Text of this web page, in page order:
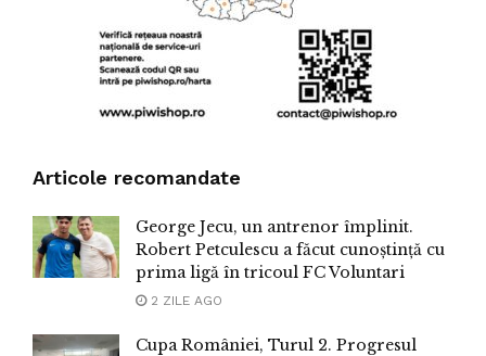
Articole recomandate
George Jecu, un antrenor împlinit.
Robert Petculescu a făcut cunoștință cu
prima ligă în tricoul FC Voluntari
2 ZILE AGO
Cupa României, Turul 2. Progresul